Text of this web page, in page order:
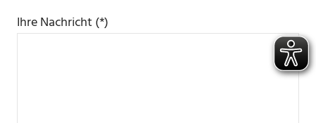
Ihre Nachricht (*)